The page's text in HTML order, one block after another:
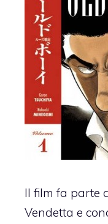
Il film fa parte
Vendetta e